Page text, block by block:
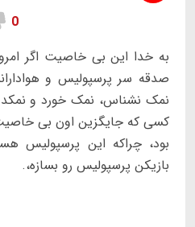
0
به خدا این بی خاصیت اگر
صدقه سر پرسپولیس و
نمک نشناس، نمک خورد و
کسی که جایگزین اون بی
بود، چراکه این پرسپولیس
بازیکن پرسپولیس رو بسازه،.